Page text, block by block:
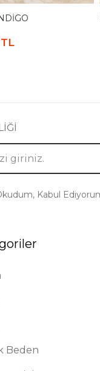
Kabul
Beden